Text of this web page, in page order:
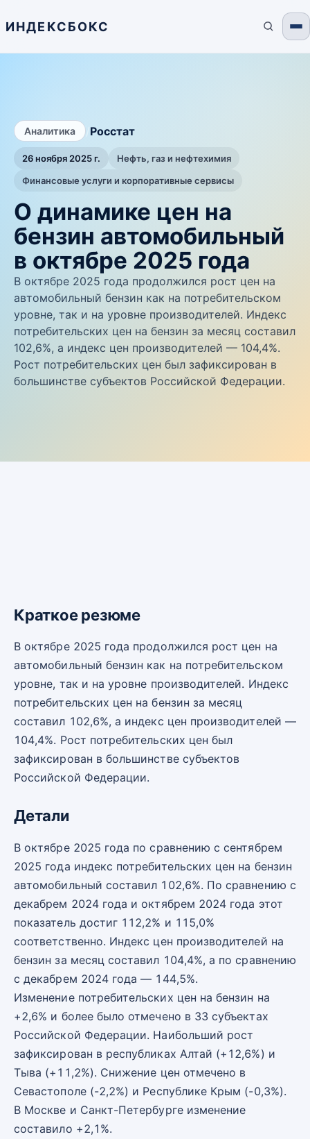
ИНДЕКСБОКС
Аналитика Росстат
26 ноября 2025 г.
Нефть, газ и нефтехимия
Финансовые услуги и корпоративные сервисы
О динамике цен на
бензин автомобильный
в октябре 2025 года
В октябре 2025 года продолжился рост цен на
автомобильный бензин как на потребительском
уровне, так и на уровне производителей. Индекс
потребительских цен на бензин за месяц составил
102,6%, а индекс цен производителей — 104,4%.
Рост потребительских цен был зафиксирован в
большинстве субъектов Российской Федерации.
Краткое резюме
В октябре 2025 года продолжился рост цен на
автомобильный бензин как на потребительском
уровне, так и на уровне производителей. Индекс
потребительских цен на бензин за месяц
составил 102,6%, а индекс цен производителей —
104,4%. Рост потребительских цен был
зафиксирован в большинстве субъектов
Российской Федерации.
Детали
В октябре 2025 года по сравнению с сентябрем
2025 года индекс потребительских цен на бензин
автомобильный составил 102,6%. По сравнению с
декабрем 2024 года и октябрем 2024 года этот
показатель достиг 112,2% и 115,0%
соответственно. Индекс цен производителей на
бензин за месяц составил 104,4%, а по сравнению
с декабрем 2024 года — 144,5%.
Изменение потребительских цен на бензин на
+2,6% и более было отмечено в 33 субъектах
Российской Федерации. Наибольший рост
зафиксирован в республиках Алтай (+12,6%) и
Тыва (+11,2%). Снижение цен отмечено в
Севастополе (-2,2%) и Республике Крым (-0,3%).
В Москве и Санкт-Петербурге изменение
составило +2,1%.